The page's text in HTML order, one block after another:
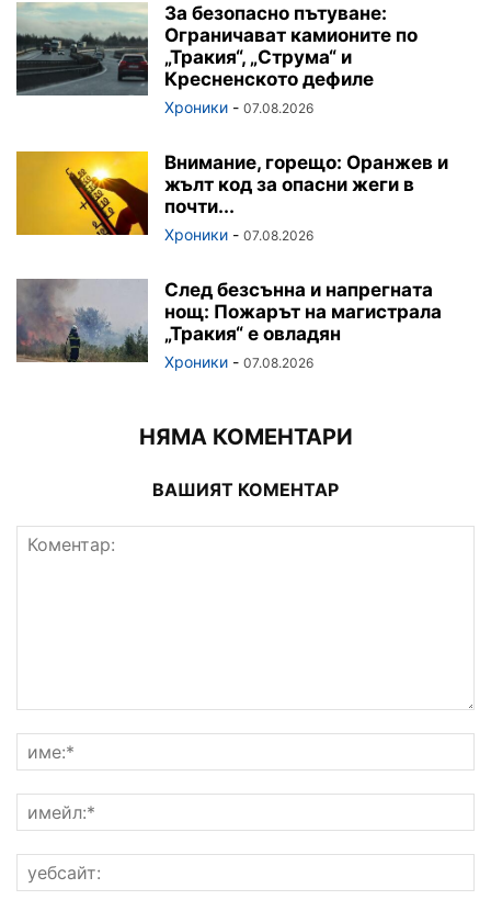
За безопасно пътуване:
Ограничават камионите по
„Тракия“, „Струма“ и
Кресненското дефиле
Хроники - 07.08.2026
Внимание, горещо: Оранжев и
жълт код за опасни жеги в
почти...
Хроники - 07.08.2026
След безсънна и напрегната
нощ: Пожарът на магистрала
„Тракия“ е овладян
Хроники - 07.08.2026
НЯМА КОМЕНТАРИ
ВАШИЯТ КОМЕНТАР